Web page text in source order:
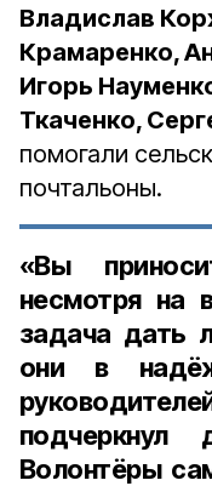
Владислав
Крамаренко,
Игорь
Ткаченко,
помогали
почтальоны.
«Вы
несмотря на
задача дать
они в
Волонтёры